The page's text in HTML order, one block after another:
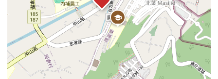
4房 5房以上
屋齡
不拘
5 年以下